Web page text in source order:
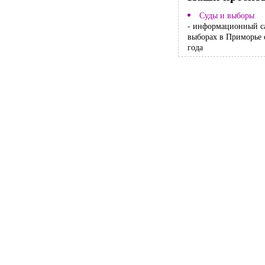
Суды и выборы
- информационный
выборах в Приморье
года